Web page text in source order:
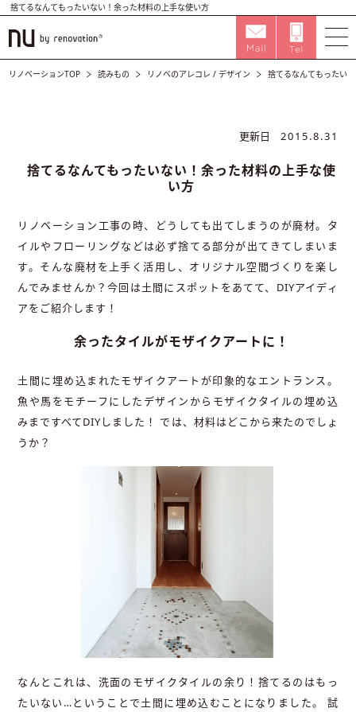
捨てるなんてもったいない！余った材料の上手な使い方
リノベーションTOP 読みもの リノベのアレコレ /デザイン 捨てるなんてもったい
更新日 2015.8.31
捨てるなんてもったいない！余った材料の上手な使
い方
リノベーション工事の時、どうしても出てしまうのが廃材。タ
イルやフローリングなどは必ず捨てる部分が出てきてしまいま
す。そんな廃材を上手く活用し、オリジナル空間づくりを楽し
んでみませんか？今回は土間にスポットをあてて、DIYアイディ
アをご紹介します！
余ったタイルがモザイクアートに！
土間に埋め込まれたモザイクアートが印象的なエントランス。
魚や馬をモチーフにしたデザインからモザイクタイルの埋め込
みまですべてDIYしました！ では、材料はどこから来たのでしょ
うか？
なんとこれは、洗面のモザイクタイルの余り！捨てるのはもっ
たいない…ということで土間に埋め込むことになりました。 試